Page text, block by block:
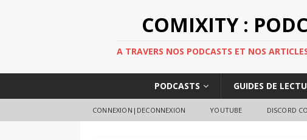
COMIXITY :
A TRAVERS NOS PODCASTS ET NOS
PODCASTS GUIDES DE
CONNEXION|DECONNEXION YOUTUBE DISCORD